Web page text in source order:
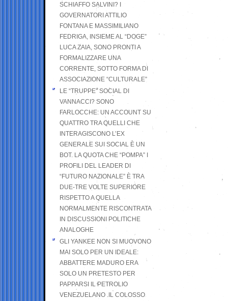
SCHIAFFO SALVINI? I
GOVERNATORI ATTILIO
FONTANA E MASSIMILIANO
FEDRIGA, INSIEME AL “DOGE”
LUCA ZAIA, SONO PRONTI A
FORMALIZZARE UNA
CORRENTE, SOTTO FORMA DI
ASSOCIAZIONE “CULTURALE”
LE “TRUPPE” SOCIAL DI
VANNACCI? SONO
FARLOCCHE: UN ACCOUNT SU
QUATTRO TRA QUELLI CHE
INTERAGISCONO L’EX
GENERALE SUI SOCIAL È UN
BOT. LA QUOTA CHE “POMPA” I
PROFILI DEL LEADER DI
“FUTURO NAZIONALE” È TRA
DUE-TRE VOLTE SUPERIORE
RISPETTO A QUELLA
NORMALMENTE RISCONTRATA
IN DISCUSSIONI POLITICHE
ANALOGHE
GLI YANKEE NON SI MUOVONO
MAI SOLO PER UN IDEALE:
ABBATTERE MADURO ERA
SOLO UN PRETESTO PER
PAPPARSI IL PETROLIO
VENEZUELANO .IL COLOSSO